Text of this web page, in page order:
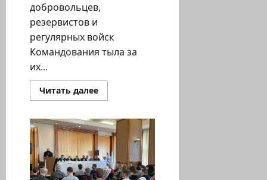
добровольцев,
резервистов и
регулярных войск
Командования тыла за
их...
Читать далееПрочитать
больше
вечером
здание
муниципалитета
Хайфы
подсвечено
оранжевым
светом